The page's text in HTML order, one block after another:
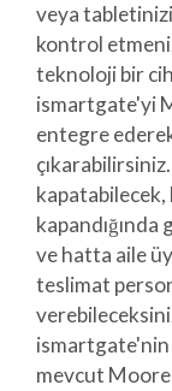
veya tabletinizi
kontrol
teknoloji bir
ismartgate'yi
entegre
çıkarabilirsiniz.
kapatabilecek,
kapandığında
ve hatta aile
teslimat
ismartgate'nin
mevcut